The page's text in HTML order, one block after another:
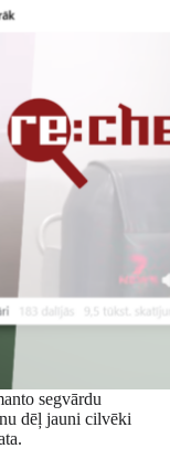
segvārdu
dēļ jauni cilvēki